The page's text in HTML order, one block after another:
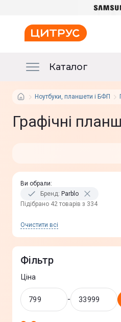
Каталог
Ноутбуки, планшети і БФП
Графічні
Ви обрали:
Бренд: Parblo
Пiдiбрано 42 товарів з 334
Очистити всi
Фільтр
Ціна
-